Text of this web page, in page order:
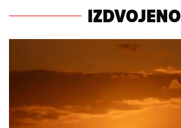
IZDVOJENO